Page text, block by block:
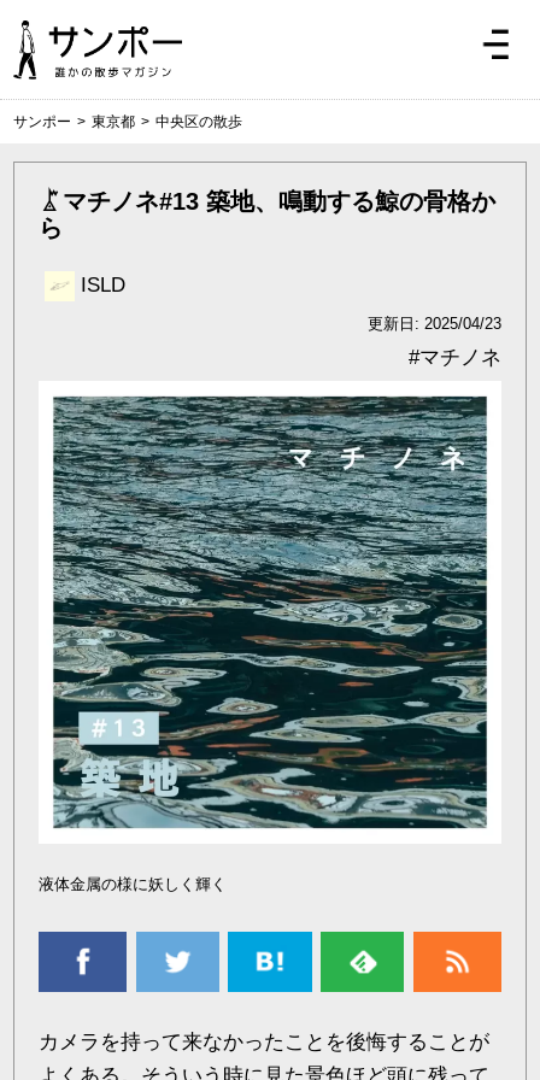
サンポー > 東京都 > 中央区の散歩
マチノネ#13 築地、鳴動する鯨の骨格か
ら
ISLD
更新日: 2025/04/23
#マチノネ
液体金属の様に妖しく輝く
カメラを持って来なかったことを後悔することが